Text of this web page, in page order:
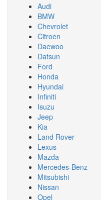
Audi
BMW
Chevrolet
Citroen
Daewoo
Datsun
Ford
Honda
Hyundai
Infiniti
Isuzu
Jeep
Kia
Land Rover
Lexus
Mazda
Mercedes-Benz
Mitsubishi
Nissan
Opel